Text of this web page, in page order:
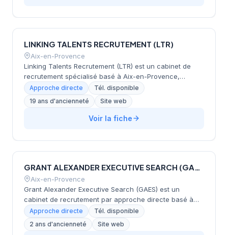
services d'assessment pour révéler le potentiel des
collaborateurs.
LINKING TALENTS RECRUTEMENT (LTR)
Aix-en-Provence
Linking Talents Recrutement (LTR) est un cabinet de
recrutement spécialisé basé à Aix-en-Provence,
proposant des services de placement en CDI, CDD et
intérim across multiples secteurs d'activité. Le cabinet
intervient notamment dans les domaines de la paie,
comptabilité, finance, audit, banque, assurance,
ressources humaines et de la gestion administrative.
Approche directe
Tél. disponible
19 ans d'ancienneté
Site web
Voir la fiche
GRANT ALEXANDER EXECUTIVE SEARCH (GAES)
Aix-en-Provence
Grant Alexander Executive Search (GAES) est un
cabinet de recrutement par approche directe basé à
Aix-en-Provence, spécialisé dans le sourcing de
dirigeants, managers et experts de haut niveau. Le
groupe propose également des services
Approche directe
Tél. disponible
2 ans d'ancienneté
Site web